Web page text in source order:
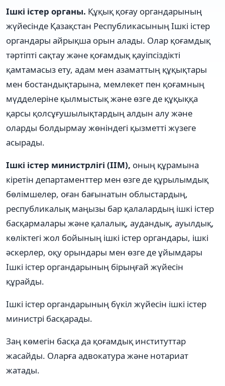
Ішкі істер органы. Құқық қоғау органдарының
жүйесінде Қазақстан Республикасының Ішкі істер
органдары айрықша орын алады. Олар қоғамдық
тәртіпті сақтау және қоғамдық қауіпсіздікті
қамтамасыз ету, адам мен азаматтың құқықтары
мен бостандықтарына, мемлекет пен қоғамның
мүдделеріне қылмыстық және өзге де құқыққа
қарсы қолсұғушылықтардың алдын алу және
оларды болдырмау жөніндегі қызметті жүзеге
асырады.
Ішкі істер министрлігі (ІІМ), оның құрамына
кіретін департаменттер мен өзге де құрылымдық
бөлімшелер, оған бағынатын облыстардың,
республикалық маңызы бар қалалардың ішкі істер
басқармалары және қалалық, аудандық, ауылдық,
көліктегі жол бойының ішкі істер органдары, ішкі
әскерлер, оқу орындары мен өзге де ұйымдары
Ішкі істер органдарының бірыңғай жүйесін
құрайды.
Ішкі істер органдарының бүкіл жүйесін ішкі істер
министрі басқарады.
Заң көмегін басқа да қоғамдық институттар
жасайды. Оларға адвокатура және нотариат
жатады.